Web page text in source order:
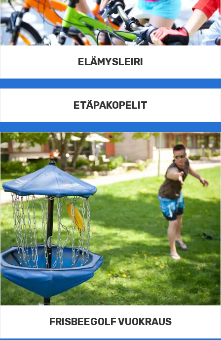
ELÄMYSLEIRI
ETÄPAKOPELIT
FRISBEEGOLF VUOKRAUS